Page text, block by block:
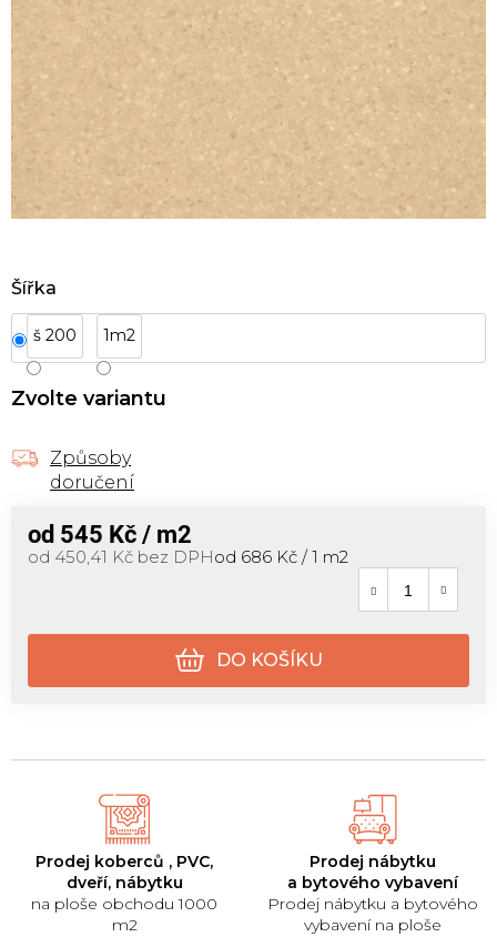
Šířka
š 200 1m2
Zvolte variantu
Způsoby
doručení
od 545 Kč / m2
od 450,41 Kč bez DPHMěrná cena:
od 686 Kč / 1 m2
DO KOŠÍKU
Prodej koberců , PVC,
dveří, nábytku
na ploše obchodu 1000
m2
Prodej nábytku
a bytového vybavení
Prodej nábytku a bytového
vybavení na ploše